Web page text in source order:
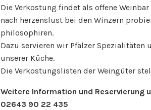
Die Verkostung findet als offene
nach herzenslust bei den Winzern
philosophiren.
Dazu servieren wir Pfälzer Spezialitäten
unserer Küche.
Die Verkostungslisten der Weingüter
Weitere Information und Reservierung
02643 90 22 435